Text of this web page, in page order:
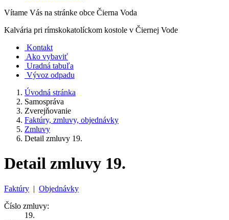
Vítame Vás na stránke obce Čierna Voda
Kalvária pri rímskokatolíckom kostole v Čiernej Vode
Kontakt
Ako vybaviť
Uradná tabuľa
Vývoz odpadu
Úvodná stránka
Samospráva
Zverejňovanie
Faktúry, zmluvy, objednávky
Zmluvy
Detail zmluvy 19.
Detail zmluvy 19.
Faktúry | Objednávky
Číslo zmluvy:
19.